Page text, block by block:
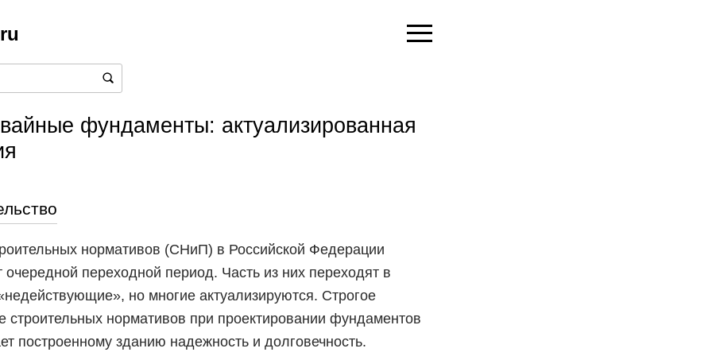
фундаменты: актуализированная
нормативов (СНиП) в Российской Федерации
очередной переходной период. Часть из них переходят в
но многие актуализируются. Строгое
строительных нормативов при проектировании фундаментов
построенному зданию надежность и долговечность.